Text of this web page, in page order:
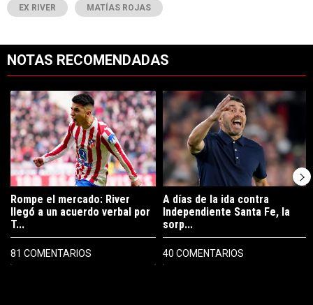
EX RIVER MATÍAS ROJAS
NOTAS RECOMENDADAS
Un artículo de tendencia con el título "Rompe el mercado: River
Rompe el mercado: River
llegó a un acuerdo verbal por
T...
81 COMENTARIOS
Un artículo de tendencia con el
A días de la ida contra
Independiente Santa Fe, la
sorp...
40 COMENTARIOS